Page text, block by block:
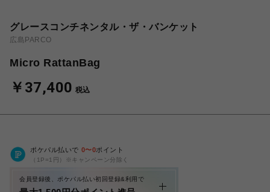
グレースコンチネンタル・ザ・バンケット
広島PARCO
Micro RattanBag
￥37,400 税込
ポケパル払いで 0〜0ポイント
（1P=1円）※キャンペーン分除く
会員登録後、ポケパル払い初回登録&利用で